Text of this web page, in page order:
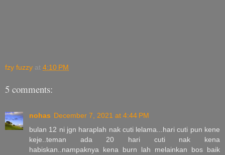
fzy fuzzy at 4:10 PM
5 comments:
nohas December 7, 2021 at 4:44 PM
bulan 12 ni jgn haraplah nak cuti lelama...hari cuti pun kene
keje..teman ada 20 hari cuti nak kena
habiskan..nampaknya kena burn lah melainkan bos baik